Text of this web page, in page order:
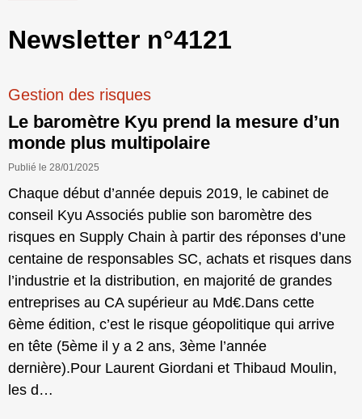
Newsletter n°4121
Gestion des risques
Le baromètre Kyu prend la mesure d’un
monde plus multipolaire
Publié le 28/01/2025
Chaque début d’année depuis 2019, le cabinet de
conseil Kyu Associés publie son baromètre des
risques en Supply Chain à partir des réponses d’une
centaine de responsables SC, achats et risques dans
l’industrie et la distribution, en majorité de grandes
entreprises au CA supérieur au Md€.Dans cette
6ème édition, c’est le risque géopolitique qui arrive
en tête (5ème il y a 2 ans, 3ème l’année
dernière).Pour Laurent Giordani et Thibaud Moulin,
les d…